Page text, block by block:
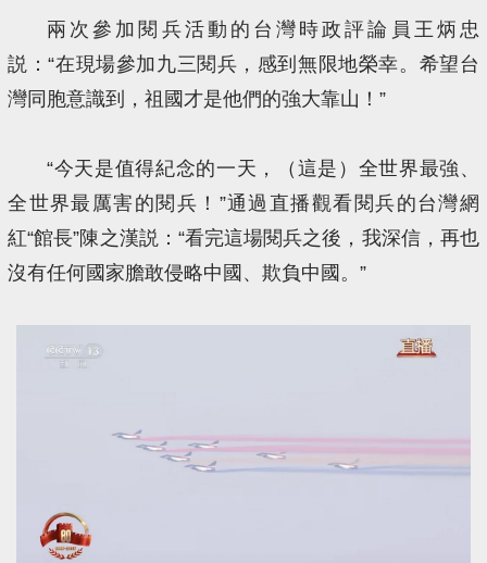
兩次參加閱兵活動的台灣時政評論員王炳忠
説：“在現場參加九三閱兵，感到無限地榮幸。希望台
灣同胞意識到，祖國才是他們的強大靠山！”
“今天是值得紀念的一天，（這是）全世界最強、
全世界最厲害的閱兵！”通過直播觀看閱兵的台灣網
紅“館長”陳之漢説：“看完這場閱兵之後，我深信，再也
沒有任何國家膽敢侵略中國、欺負中國。”